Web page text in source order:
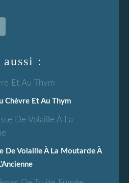
aussi :
Chèvre Et Au Thym
De Volaille À La Moutarde À